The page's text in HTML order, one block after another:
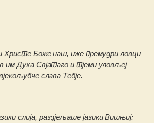
Христе Боже наш, иже премудри ловци
им Духа Свјатаго и тјеми уловљеј
слава Тебје.
слија, раздјељаше јазики Вишњиј: